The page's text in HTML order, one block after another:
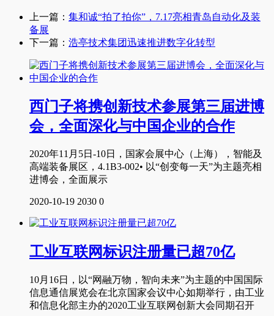
上一篇： 集和诚“拍了拍你”，7.17亮相青岛自动化及装
备展
下一篇： 浩亭技术集团迅速推进数字化转型
西门子将携创新技术参展第三届进博
会，全面深化与中国企业的合作
2020年11月5日-10日，国家会展中心（上海），智能及
高端装备展区，4.1B3-002• 以“创变每一天”为主题亮相
进博会，全面展示
2020-10-19 2030 0
工业互联网标识注册量已超70亿
10月16日，以“网融万物，智向未来”为主题的中国国际
信息通信展览会在北京国家会议中心如期举行，由工业
和信息化部主办的2020工业互联网创新大会同期召开